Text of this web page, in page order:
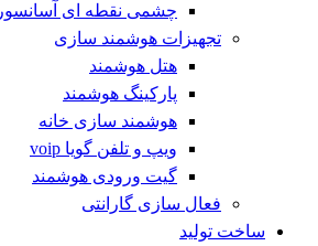
چشمی نقطه ای آسانسور
تجهیزات هوشمند سازی
هتل هوشمند
پارکینگ هوشمند
هوشمند سازی خانه
ویپ و تلفن گویا voip
گیت ورودی هوشمند
فعال سازی گارانتی
ساخت تولید